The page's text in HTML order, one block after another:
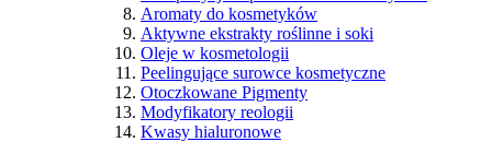
Aromaty do kosmetyków
Aktywne ekstrakty roślinne i soki
Oleje w kosmetologii
Peelingujące surowce kosmetyczne
Otoczkowane Pigmenty
Modyfikatory reologii
Kwasy hialuronowe